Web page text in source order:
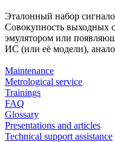
Эталонный набор
Cовокупность выходных
эмулятором или
ИС (или её модели),
Maintenance
Metrological service
Trainings
FAQ
Glossary
Presentations and articles
Technical support assistance